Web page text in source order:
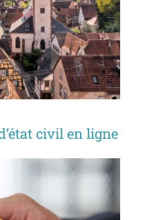
civil en ligne